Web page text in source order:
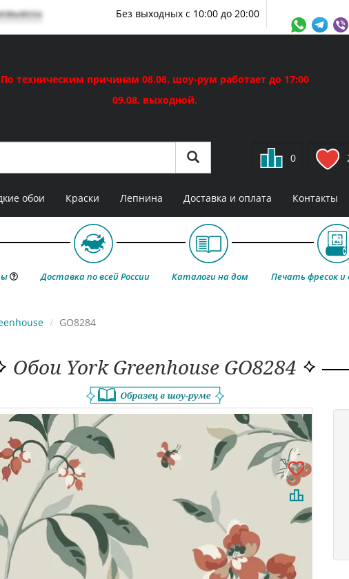
Без выходных с 10:00 до 20:00
По техническим причинам 08.08. шоу-рум работает до 17:00
09.08. выходной.
0
обои Краски Лепнина Доставка и оплата Контакты
Доставка по всей России Каталоги на дом Печать фресок и
GO8284
Обои York Greenhouse GO8284